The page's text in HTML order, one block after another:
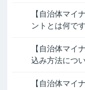
【自治体マイ
ントとは何です
【自治体マイ
込み方法につ
【自治体マイ